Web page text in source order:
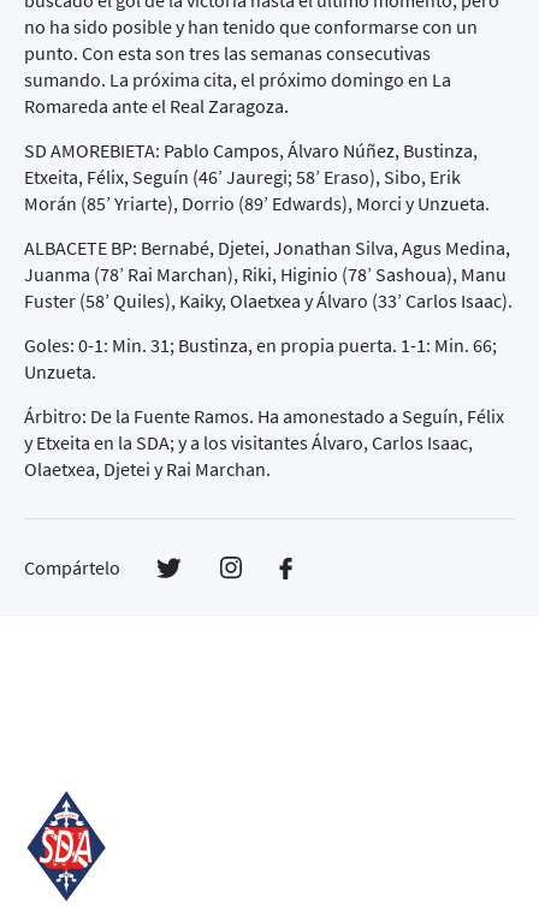
no ha sido posible y han tenido que conformarse con un
punto. Con esta son tres las semanas consecutivas
sumando. La próxima cita, el próximo domingo en La
Romareda ante el Real Zaragoza.
SD AMOREBIETA: Pablo Campos, Álvaro Núñez, Bustinza,
Etxeita, Félix, Seguín (46’ Jauregi; 58’ Eraso), Sibo, Erik
Morán (85’ Yriarte), Dorrio (89’ Edwards), Morci y Unzueta.
ALBACETE BP: Bernabé, Djetei, Jonathan Silva, Agus Medina,
Juanma (78’ Rai Marchan), Riki, Higinio (78’ Sashoua), Manu
Fuster (58’ Quiles), Kaiky, Olaetxea y Álvaro (33’ Carlos Isaac).
Goles: 0-1: Min. 31; Bustinza, en propia puerta. 1-1: Min. 66;
Unzueta.
Árbitro: De la Fuente Ramos. Ha amonestado a Seguín, Félix
y Etxeita en la SDA; y a los visitantes Álvaro, Carlos Isaac,
Olaetxea, Djetei y Rai Marchan.
Compártelo